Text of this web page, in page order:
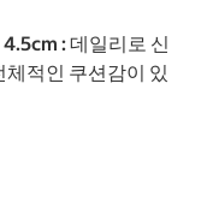
: 데일리로 신
체적인 쿠션감이 있